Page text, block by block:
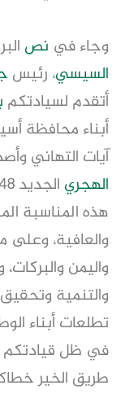
وجاء في نص
السيسي، رئيس
أتقدم لسيادتكم
أبناء محافظة
آيات التهاني
الهجري
هذه المناسبة
والعافية، وعلى
واليمن
والتنمية
تطلعات أبناء
في ظل قيادتكم
طريق الخير